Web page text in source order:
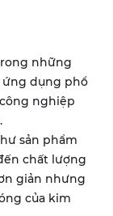
những
ứng dụng phổ
nghiệp
sản phẩm
chất lượng
giản nhưng
của kim